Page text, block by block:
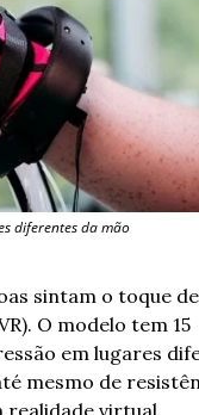
diferentes da mão
sintam o toque de
O modelo tem 15
em lugares
mesmo de